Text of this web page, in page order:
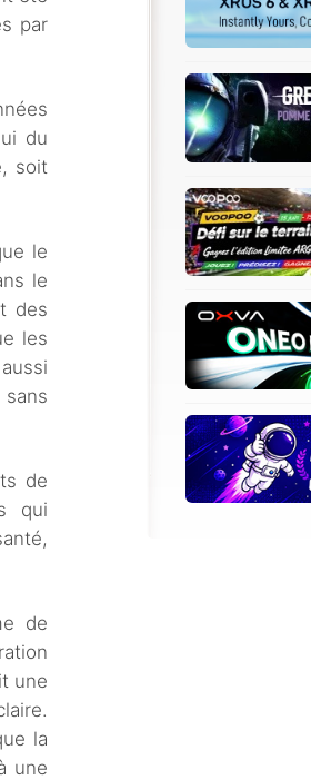
par
du
soit
le
le
des
les
de
qui
de
une
la
une